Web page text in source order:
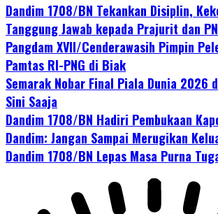
Dandim 1708/BN Tekankan Disiplin,
Tanggung Jawab kepada Prajurit dan
Pangdam XVII/Cenderawasih Pimpin
Pamtas RI-PNG di Biak
Semarak Nobar Final Piala Dunia 2026
Sini Saaja
Dandim 1708/BN Hadiri Pembukaan
Dandim: Jangan Sampai Merugikan
Dandim 1708/BN Lepas Masa Purna